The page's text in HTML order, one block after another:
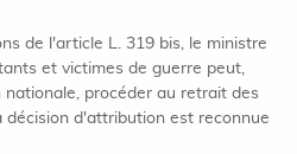
de l'article L. 319 bis, le ministre
et victimes de guerre peut,
procéder au retrait des
d'attribution est reconnue